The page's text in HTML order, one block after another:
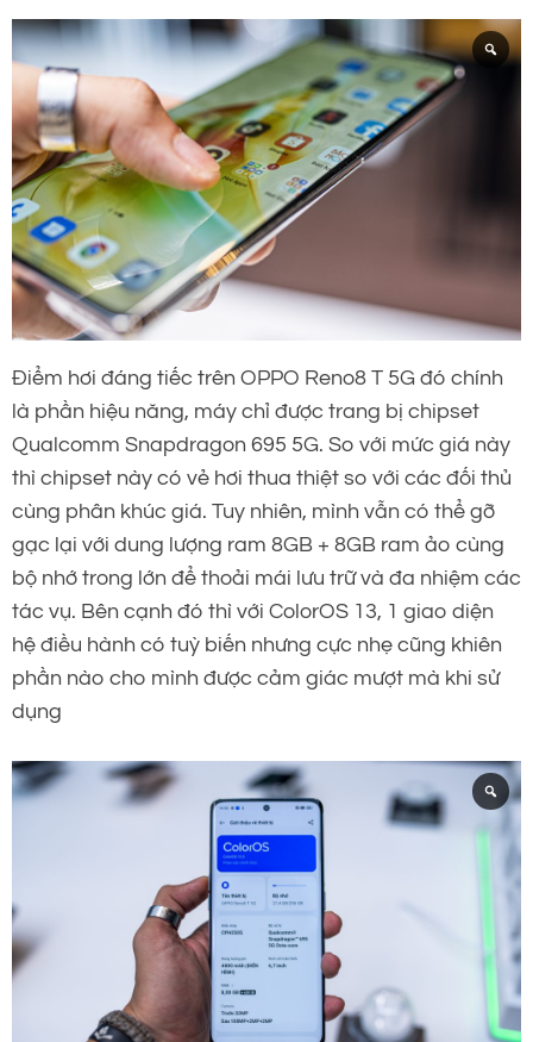
Điểm hơi đáng tiếc trên OPPO Reno8 T 5G đó chính
là phần hiệu năng, máy chỉ được trang bị chipset
Qualcomm Snapdragon 695 5G. So với mức giá này
thì chipset này có vẻ hơi thua thiệt so với các đối thủ
cùng phân khúc giá. Tuy nhiên, mình vẫn có thể gỡ
gạc lại với dung lượng ram 8GB + 8GB ram ảo cùng
bộ nhớ trong lớn để thoải mái lưu trữ và đa nhiệm các
tác vụ. Bên cạnh đó thì với ColorOS 13, 1 giao diện
hệ điều hành có tuỳ biến nhưng cực nhẹ cũng khiên
phần nào cho mình được cảm giác mượt mà khi sử
dụng